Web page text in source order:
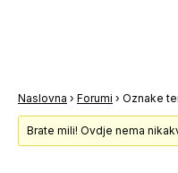
Naslovna › Forumi › Oznake
Brate mili! Ovdje nema